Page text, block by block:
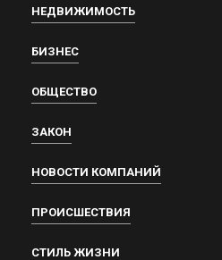
НЕДВИЖИМОСТЬ
БИЗНЕС
ОБЩЕСТВО
ЗАКОН
НОВОСТИ КОМПАНИЙ
ПРОИСШЕСТВИЯ
СТИЛЬ ЖИЗНИ